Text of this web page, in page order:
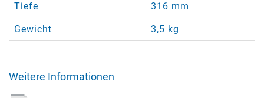
Tiefe 316 mm
Gewicht 3,5 kg
Weitere Informationen